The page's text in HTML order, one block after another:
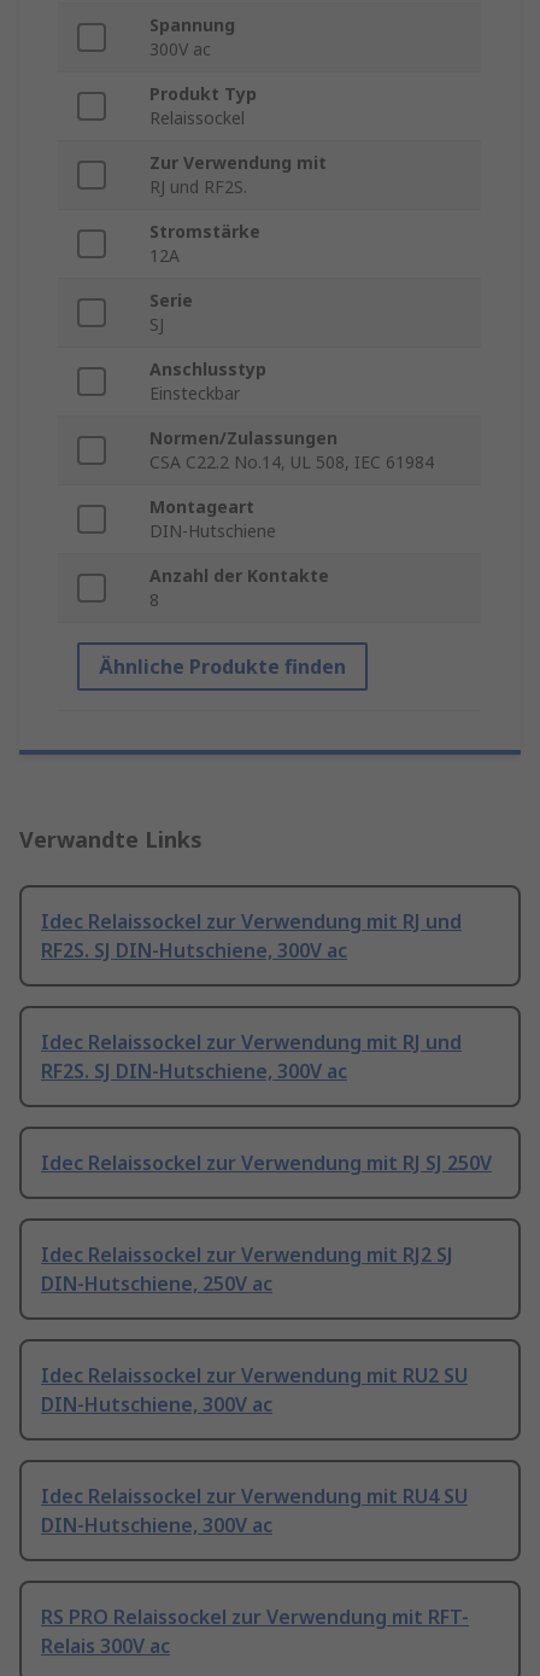
Spannung
300V ac
Produkt Typ
Relaissockel
Zur Verwendung mit
RJ und RF2S.
Stromstärke
12A
Serie
SJ
Anschlusstyp
Einsteckbar
Normen/Zulassungen
CSA C22.2 No.14, UL 508, IEC 61984
Montageart
DIN-Hutschiene
Anzahl der Kontakte
8
Ähnliche Produkte finden
Verwandte Links
Idec Relaissockel zur Verwendung mit RJ und
RF2S. SJ DIN-Hutschiene, 300V ac
Idec Relaissockel zur Verwendung mit RJ und
RF2S. SJ DIN-Hutschiene, 300V ac
Idec Relaissockel zur Verwendung mit RJ SJ 250V
Idec Relaissockel zur Verwendung mit RJ2 SJ
DIN-Hutschiene, 250V ac
Idec Relaissockel zur Verwendung mit RU2 SU
DIN-Hutschiene, 300V ac
Idec Relaissockel zur Verwendung mit RU4 SU
DIN-Hutschiene, 300V ac
RS PRO Relaissockel zur Verwendung mit RFT-
Relais 300V ac